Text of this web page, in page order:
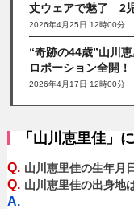
丈ウェアで魅了 2
2026年4月25日 12時00分
“奇跡の44歳”山川
ロポーション全開
2026年4月17日 12時00分
「山川恵里佳」
Q. 山川恵里佳の生年月
Q. 山川恵里佳の出身地
A.